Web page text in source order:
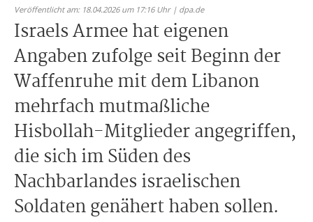
Veröffentlicht am: 18.04.2026 um 17:16 Uhr | dpa.de
Israels Armee hat eigenen
Angaben zufolge seit Beginn der
Waffenruhe mit dem Libanon
mehrfach mutmaßliche
Hisbollah-Mitglieder angegriffen,
die sich im Süden des
Nachbarlandes israelischen
Soldaten genähert haben sollen.